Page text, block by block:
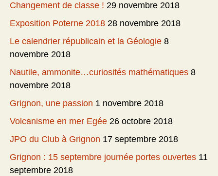
Changement de classe ! 29 novembre 2018
Exposition Poterne 2018 28 novembre 2018
Le calendrier républicain et la Géologie 8
novembre 2018
Nautile, ammonite…curiosités mathématiques 8
novembre 2018
Grignon, une passion 1 novembre 2018
Volcanisme en mer Egée 26 octobre 2018
JPO du Club à Grignon 17 septembre 2018
Grignon : 15 septembre journée portes ouvertes 11
septembre 2018